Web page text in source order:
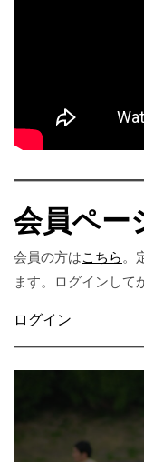
会員ペー
会員の方はこちら。
ます。ログインして
ログイン